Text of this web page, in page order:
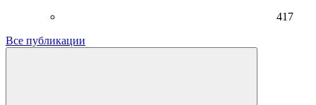
417
Все публикации